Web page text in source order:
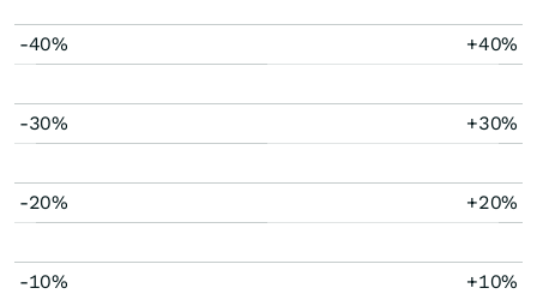
-40% +40%
-30% +30%
-20% +20%
-10% +10%